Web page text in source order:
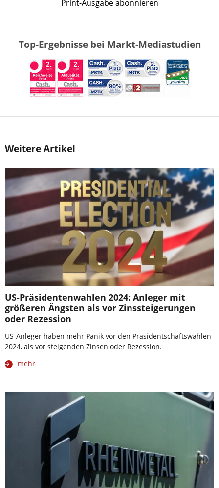
Print-Ausgabe abonnieren
Top-Ergebnisse bei Markt-Mediastudien
Weitere Artikel
US-Präsidentenwahlen 2024: Anleger mit
größeren Ängsten als vor Zinssteigerungen
oder Rezession
US-Anleger haben mehr Panik vor den Präsidentschaftswahlen
2024, als vor steigenden Zinsen oder Rezession.
mehr